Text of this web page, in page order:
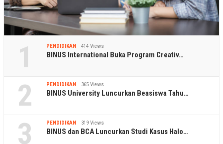
1 PENDIDIKAN 414 Views
BINUS International Buka Program Creativ…
2 PENDIDIKAN 365 Views
BINUS University Luncurkan Beasiswa Tahu…
3 PENDIDIKAN 319 Views
BINUS dan BCA Luncurkan Studi Kasus Halo…